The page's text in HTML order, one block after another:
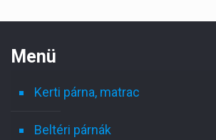
Menü
Kerti párna, matrac
Beltéri párnák